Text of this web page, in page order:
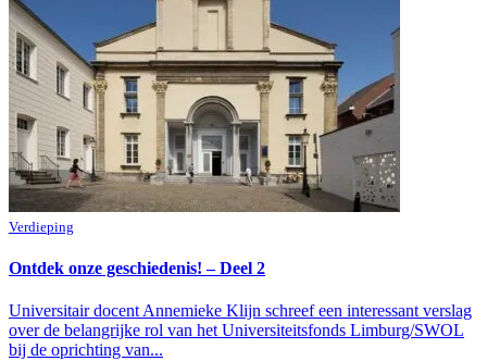
Verdieping
Ontdek onze geschiedenis! – Deel 2
Universitair docent Annemieke Klijn schreef een interessant verslag
over de belangrijke rol van het Universiteitsfonds Limburg/SWOL
bij de oprichting van...